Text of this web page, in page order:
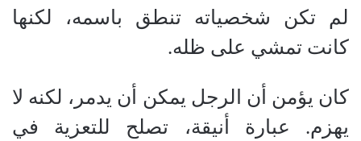
لم تكن شخصياته تنطق باسمه، لكنها
كانت تمشي على ظله.
كان يؤمن أن الرجل يمكن أن يدمر، لكنه لا
يهزم. عبارة أنيقة، تصلح للتعزية في